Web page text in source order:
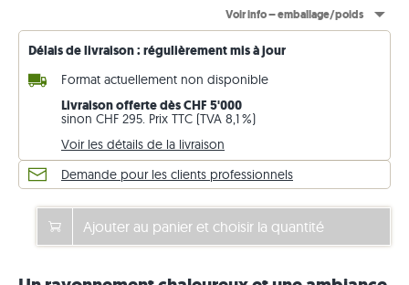
Voir info – emballage/poids
Délais de livraison : régulièrement mis à jour
Format actuellement non disponible
Livraison offerte dès CHF 5'000
sinon CHF 295. Prix TTC (TVA 8,1 %)
Voir les détails de la livraison
Demande pour les clients professionnels
Ajouter au panier et choisir la quantité